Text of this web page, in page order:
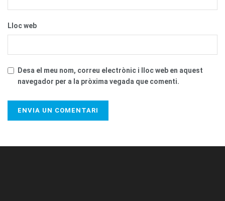
Lloc web
Desa el meu nom, correu electrònic i lloc web en aquest
navegador per a la pròxima vegada que comenti.